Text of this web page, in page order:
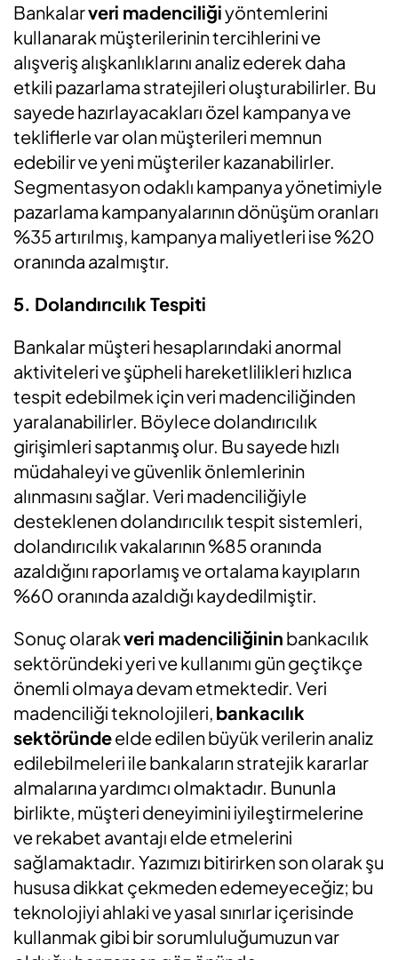
Bankalarveri madenciliğiyöntemlerini
kullanarak müşterilerinin tercihlerini ve
alışveriş alışkanlıklarını analiz ederek daha
etkili pazarlama stratejileri oluşturabilirler. Bu
sayede hazırlayacakları özel kampanya ve
tekliflerle var olan müşterileri memnun
edebilir ve yeni müşteriler kazanabilirler.
Segmentasyon odaklı kampanya yönetimiyle
pazarlama kampanyalarının dönüşüm oranları
%35 artırılmış, kampanya maliyetleri ise %20
oranında azalmıştır.
5. Dolandırıcılık Tespiti
Bankalar müşteri hesaplarındaki anormal
aktiviteleri ve şüpheli hareketlilikleri hızlıca
tespit edebilmek için veri madenciliğinden
yaralanabilirler. Böylece dolandırıcılık
girişimleri saptanmış olur. Bu sayede hızlı
müdahaleyi ve güvenlik önlemlerinin
alınmasını sağlar. Veri madenciliğiyle
desteklenen dolandırıcılık tespit sistemleri,
dolandırıcılık vakalarının %85 oranında
azaldığını raporlamış ve ortalama kayıpların
%60 oranında azaldığı kaydedilmiştir.
Sonuç olarakveri madenciliğinin bankacılık
sektöründeki yeri ve kullanımı gün geçtikçe
önemli olmaya devam etmektedir. Veri
madenciliği teknolojileri, bankacılık
sektöründeelde edilen büyük verilerin analiz
edilebilmeleri ile bankaların stratejik kararlar
almalarına yardımcı olmaktadır. Bununla
birlikte, müşteri deneyimini iyileştirmelerine
ve rekabet avantajı elde etmelerini
sağlamaktadır. Yazımızı bitirirken son olarak şu
hususa dikkat çekmeden edemeyeceğiz; bu
teknolojiyi ahlaki ve yasal sınırlar içerisinde
kullanmak gibi bir sorumluluğumuzun var